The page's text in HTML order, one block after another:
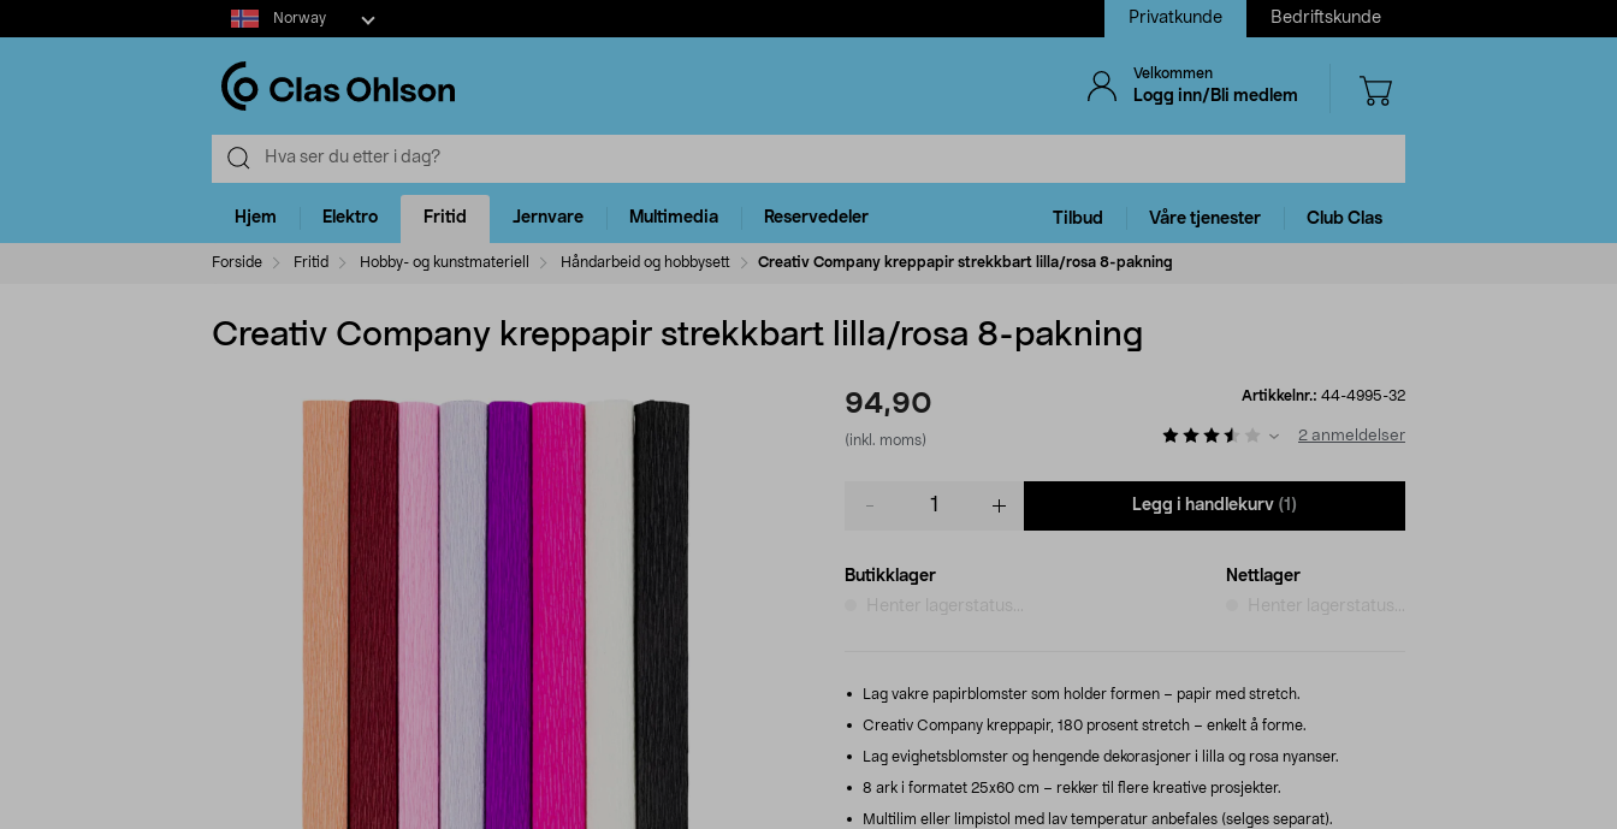
Select
market
Norway Privatkunde Bedriftskunde
Velkommen
Logg inn/Bli medlem
Hjem Elektro Fritid Jernvare Multimedia Reservedeler Tilbud Våre tjenester Club Clas
Forside Fritid Hobby- og kunstmateriell Håndarbeid og hobbysett Creativ Company kreppapir strekkbart lilla/rosa 8-pakning
Creativ Company kreppapir strekkbart lilla/rosa 8-pakning
94,90
(inkl. moms)
Artikkelnr.: 44-4995-32
2 anmeldelser
Legg i handlekurv (1)
Butikklager
Henter lagerstatus...
Nettlager
Henter lagerstatus...
Lag vakre papirblomster som holder formen – papir med stretch.
Creativ Company kreppapir, 180 prosent stretch – enkelt å forme.
Lag evighetsblomster og hengende dekorasjoner i lilla og rosa nyanser.
8 ark i formatet 25x60 cm – rekker til flere kreative prosjekter.
Multilim eller limpistol med lav temperatur anbefales (selges separat).